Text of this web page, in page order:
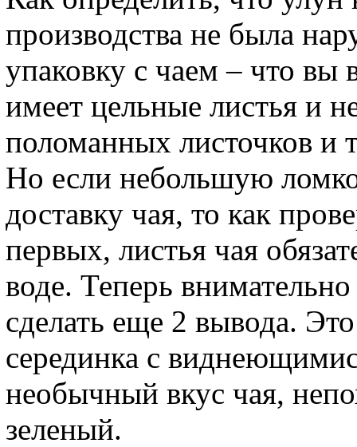
производства не была
упаковку с чаем – что вы
имеет цельные листья и
поломанных листочков и
Но если небольшую
доставку чая, то как
первых, листья чая
воде. Теперь
сделать еще 2 вывода.
серединка с
необычный вкус чая,
зеленый.